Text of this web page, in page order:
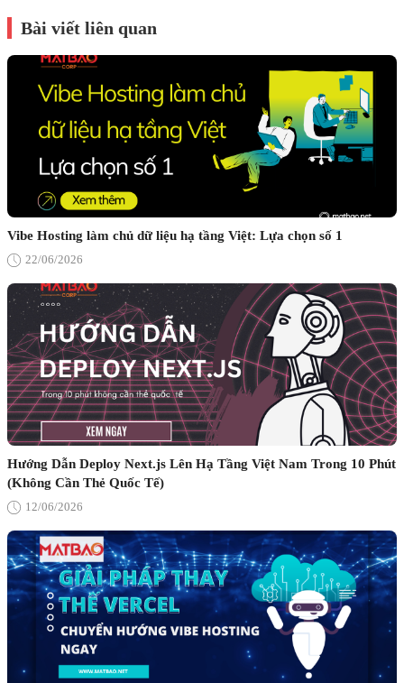
Bài viết liên quan
Vibe Hosting làm chủ dữ liệu hạ tầng Việt: Lựa chọn số 1
22/06/2026
Hướng Dẫn Deploy Next.js Lên Hạ Tầng Việt Nam Trong 10 Phút
(Không Cần Thẻ Quốc Tế)
12/06/2026